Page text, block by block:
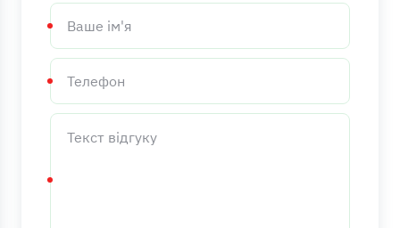
Ваше
ім'я
Телефон
Текст
відгуку